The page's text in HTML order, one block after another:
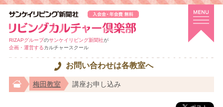
RIZAPグループのサンケイリビング新聞社が
企画・運営するカルチャースクール
お問い合わせは各教室へ
梅田教室 講座お申し込み